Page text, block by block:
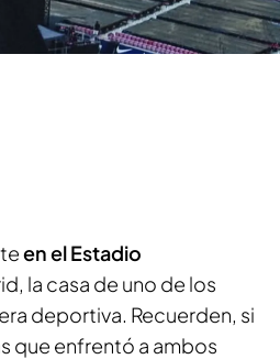
en el Estadio
la casa de uno de los
deportiva. Recuerden, si
que enfrentó a ambos